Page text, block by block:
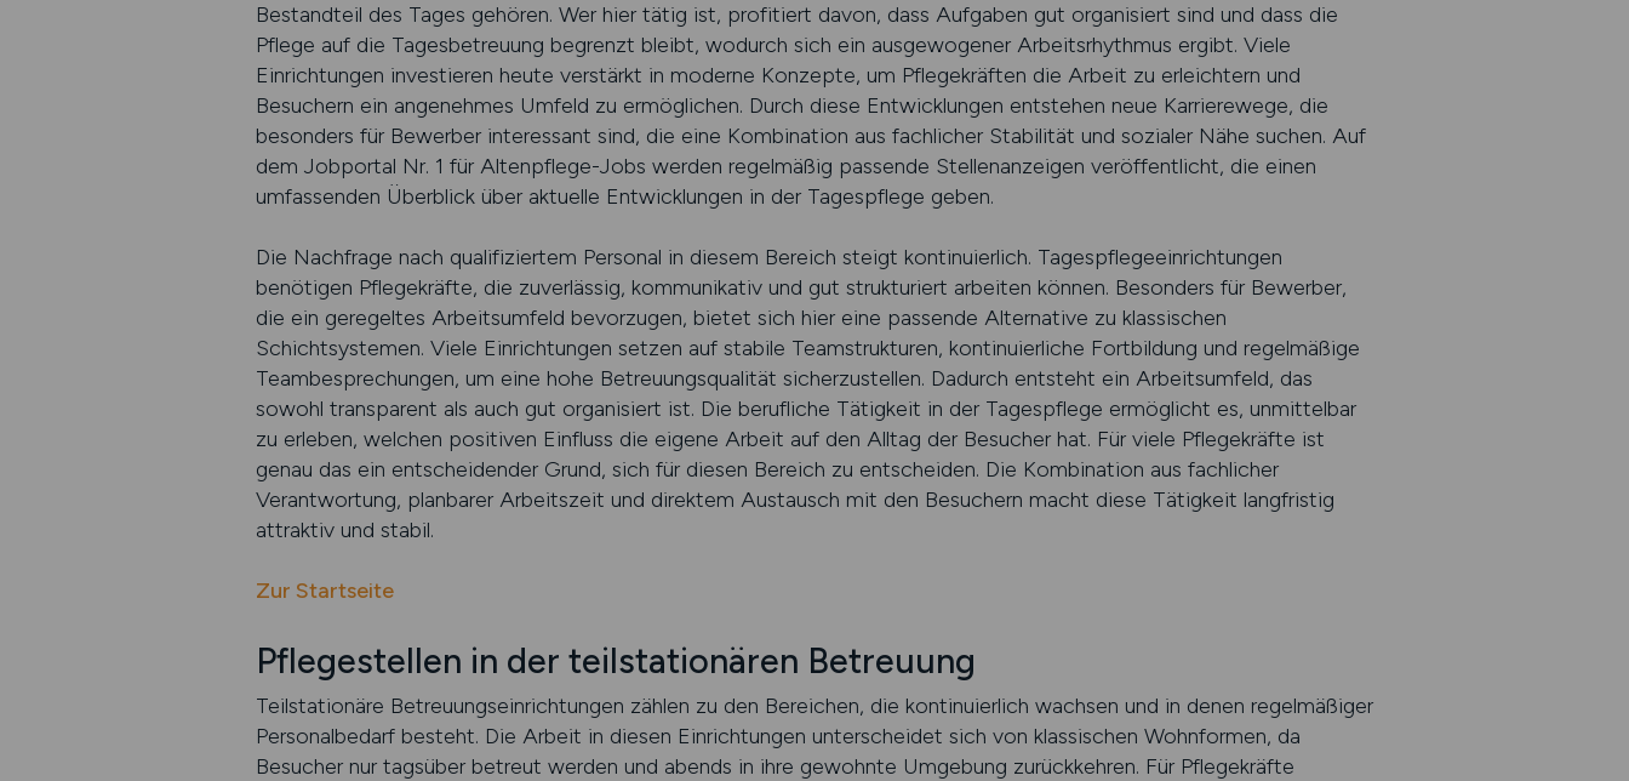
Bestandteil des Tages gehören. Wer hier tätig ist, profitiert davon, dass Aufgaben gut organisiert sind und dass die
Pflege auf die Tagesbetreuung begrenzt bleibt, wodurch sich ein ausgewogener Arbeitsrhythmus ergibt. Viele
Einrichtungen investieren heute verstärkt in moderne Konzepte, um Pflegekräften die Arbeit zu erleichtern und
Besuchern ein angenehmes Umfeld zu ermöglichen. Durch diese Entwicklungen entstehen neue Karrierewege, die
besonders für Bewerber interessant sind, die eine Kombination aus fachlicher Stabilität und sozialer Nähe suchen. Auf
dem Jobportal Nr. 1 für Altenpflege-Jobs werden regelmäßig passende Stellenanzeigen veröffentlicht, die einen
umfassenden Überblick über aktuelle Entwicklungen in der Tagespflege geben.
Die Nachfrage nach qualifiziertem Personal in diesem Bereich steigt kontinuierlich. Tagespflegeeinrichtungen
benötigen Pflegekräfte, die zuverlässig, kommunikativ und gut strukturiert arbeiten können. Besonders für Bewerber,
die ein geregeltes Arbeitsumfeld bevorzugen, bietet sich hier eine passende Alternative zu klassischen
Schichtsystemen. Viele Einrichtungen setzen auf stabile Teamstrukturen, kontinuierliche Fortbildung und regelmäßige
Teambesprechungen, um eine hohe Betreuungsqualität sicherzustellen. Dadurch entsteht ein Arbeitsumfeld, das
sowohl transparent als auch gut organisiert ist. Die berufliche Tätigkeit in der Tagespflege ermöglicht es, unmittelbar
zu erleben, welchen positiven Einfluss die eigene Arbeit auf den Alltag der Besucher hat. Für viele Pflegekräfte ist
genau das ein entscheidender Grund, sich für diesen Bereich zu entscheiden. Die Kombination aus fachlicher
Verantwortung, planbarer Arbeitszeit und direktem Austausch mit den Besuchern macht diese Tätigkeit langfristig
attraktiv und stabil.
Zur Startseite
Pflegestellen in der teilstationären Betreuung
Teilstationäre Betreuungseinrichtungen zählen zu den Bereichen, die kontinuierlich wachsen und in denen regelmäßiger
Personalbedarf besteht. Die Arbeit in diesen Einrichtungen unterscheidet sich von klassischen Wohnformen, da
Besucher nur tagsüber betreut werden und abends in ihre gewohnte Umgebung zurückkehren. Für Pflegekräfte